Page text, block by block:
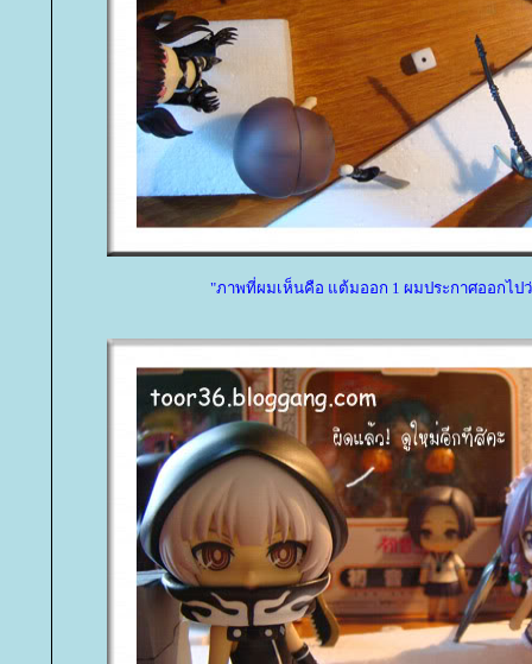
"ภาพที่ผมเห็นคือ แต้มออก 1 ผมประกาศออกไป